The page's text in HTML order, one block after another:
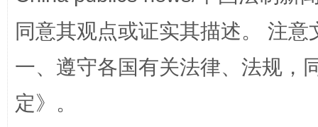
解纷+调解+退费，一次搞定
同意其观点或证实其描述。 注
一、遵守各国有关法律、法规，
定》。